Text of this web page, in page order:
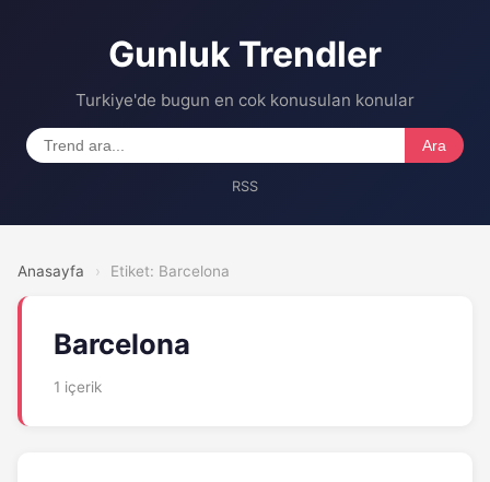
Gunluk Trendler
Turkiye'de bugun en cok konusulan konular
Ara
RSS
Anasayfa › Etiket: Barcelona
Barcelona
1 içerik